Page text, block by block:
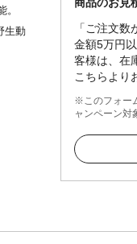
「ご注文
金額5万円
客様は、在
こちらより
※このフォー
ャンペーン対
生動